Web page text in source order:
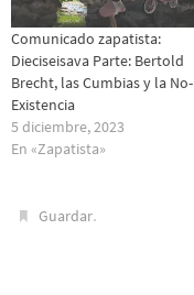
Comunicado zapatista:
Dieciseisava Parte: Bertold
Brecht, las Cumbias y la No-
Existencia
5 diciembre, 2023
En «Zapatista»
Guardar.